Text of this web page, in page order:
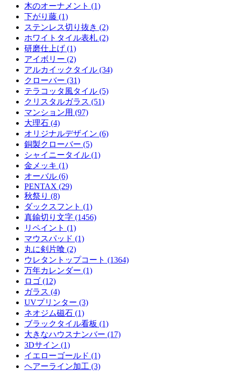
木のオーナメント (1)
下がり藤 (1)
ステンレス切り抜き (2)
ホワイトタイル表札 (2)
研磨仕上げ (1)
アイボリー (2)
アルカイックタイル (34)
クローバー (31)
テラコッタ風タイル (5)
クリスタルガラス (51)
マンション用 (97)
大理石 (4)
オリジナルデザイン (6)
銅製クローバー (5)
シャイニータイル (1)
金メッキ (1)
オーバル (6)
PENTAX (29)
秋祭り (8)
ダックスフント (1)
真鍮切り文字 (1456)
リペイント (1)
マウスパッド (1)
丸に剣片喰 (2)
ウレタントップコート (1364)
万年カレンダー (1)
ロゴ (12)
ガラス (4)
UVプリンター (3)
ネオジム磁石 (1)
ブラックタイル看板 (1)
大きなハウスナンバー (17)
3Dサイン (1)
イエローゴールド (1)
ヘアーライン加工 (3)